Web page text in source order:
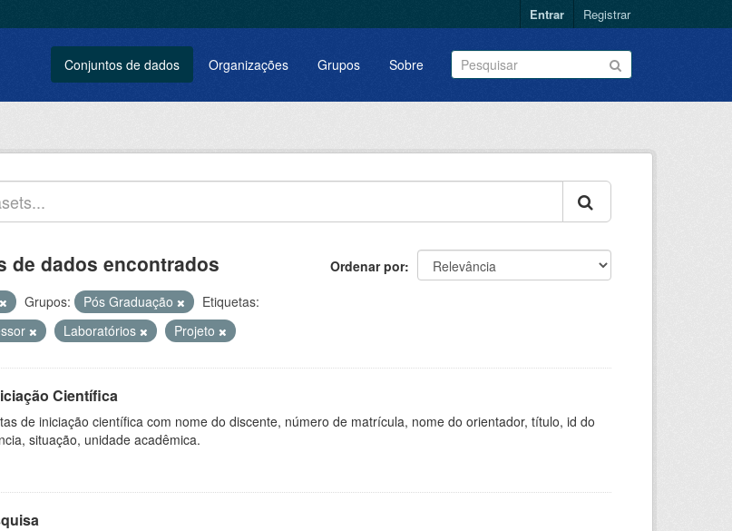
Entrar Registrar
Conjuntos de dados Organizações Grupos Sobre
Ordenar por
de dados encontrados
Grupos: Pós Graduação
Etiquetas:
Laboratórios Projeto
Científica
de iniciação científica com nome do discente, número de matrícula, nome do orientador, título, id do
situação, unidade acadêmica.